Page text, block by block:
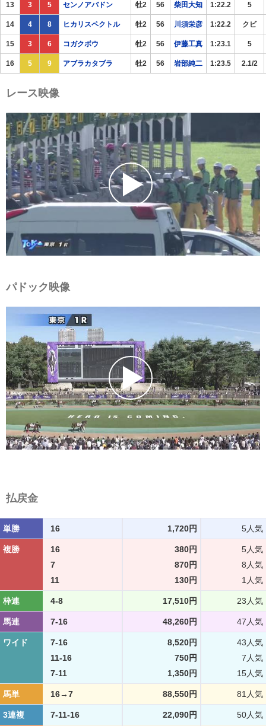
13 3 5 センノアバドン 牡2 56 柴田大知 1:22.2 5
14 4 8 ヒカリスペクトル 牡2 56 川須栄彦 1:22.2 クビ
15 3 6 コガクボウ 牡2 56 伊藤工真 1:23.1 5
16 5 9 アブラカタブラ 牡2 56 岩部純二 1:23.5 2.1/2
レース映像
パドック映像
払戻金
単勝 16 1,720円 5人気
複勝 16 380円
5人気
7
870円
8人気
11
130円 1人気
枠連 4-8 17,510円 23人気
馬連 7-16 48,260円 47人気
ワイド 7-16 8,520円
43人気
11-16
750円
7人気
7-11
1,350円 15人気
馬単 16→7 88,550円 81人気
3連複 7-11-16 22,090円 50人気